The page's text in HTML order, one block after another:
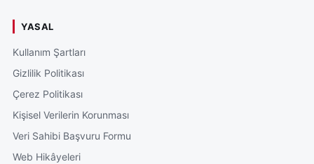
YASAL
Kullanım Şartları
Gizlilik Politikası
Çerez Politikası
Kişisel Verilerin Korunması
Veri Sahibi Başvuru Formu
Web Hikâyeleri